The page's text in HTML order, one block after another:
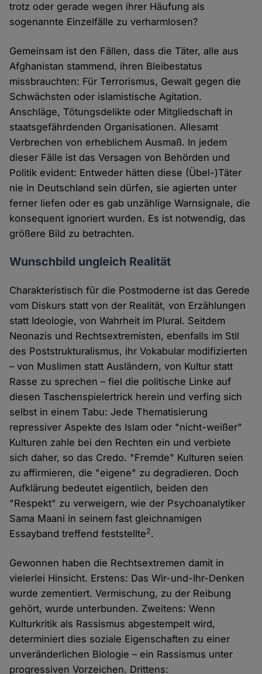
trotz oder gerade wegen ihrer Häufung als
sogenannte Einzelfälle zu verharmlosen?
Gemeinsam ist den Fällen, dass die Täter, alle aus
Afghanistan stammend, ihren Bleibestatus
missbrauchten: Für Terrorismus, Gewalt gegen die
Schwächsten oder islamistische Agitation.
Anschläge, Tötungsdelikte oder Mitgliedschaft in
staatsgefährdenden Organisationen. Allesamt
Verbrechen von erheblichem Ausmaß. In jedem
dieser Fälle ist das Versagen von Behörden und
Politik evident: Entweder hätten diese (Übel-)Täter
nie in Deutschland sein dürfen, sie agierten unter
ferner liefen oder es gab unzählige Warnsignale, die
konsequent ignoriert wurden. Es ist notwendig, das
größere Bild zu betrachten.
Wunschbild ungleich Realität
Charakteristisch für die Postmoderne ist das Gerede
vom Diskurs statt von der Realität, von Erzählungen
statt Ideologie, von Wahrheit im Plural. Seitdem
Neonazis und Rechtsextremisten, ebenfalls im Stil
des Poststrukturalismus, ihr Vokabular modifizierten
– von Muslimen statt Ausländern, von Kultur statt
Rasse zu sprechen – fiel die politische Linke auf
diesen Taschenspielertrick herein und verfing sich
selbst in einem Tabu: Jede Thematisierung
repressiver Aspekte des Islam oder "nicht-weißer"
Kulturen zahle bei den Rechten ein und verbiete
sich daher, so das Credo. "Fremde" Kulturen seien
zu affirmieren, die "eigene" zu degradieren. Doch
Aufklärung bedeutet eigentlich, beiden den
"Respekt" zu verweigern, wie der Psychoanalytiker
Sama Maani in seinem fast gleichnamigen
Essayband treffend feststellte2.
Gewonnen haben die Rechtsextremen damit in
vielerlei Hinsicht. Erstens: Das Wir-und-Ihr-Denken
wurde zementiert. Vermischung, zu der Reibung
gehört, wurde unterbunden. Zweitens: Wenn
Kulturkritik als Rassismus abgestempelt wird,
determiniert dies soziale Eigenschaften zu einer
unveränderlichen Biologie – ein Rassismus unter
progressiven Vorzeichen. Drittens: